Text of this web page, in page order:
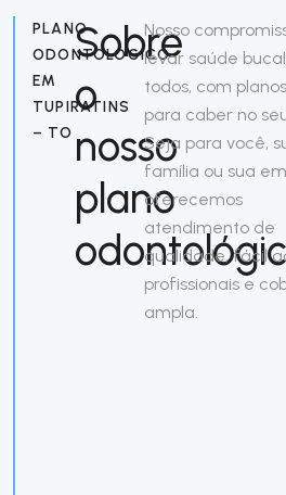
PLANO
ODONTOLÓGICO
EM
TUPIRATINS
– TO
Sobre
o
nosso
plano
Nosso
levar saúde
todos, com
para caber no
Seja para você,
família ou sua
oferecemos
atendimento de
qualidade, fácil
profissionais e
ampla.